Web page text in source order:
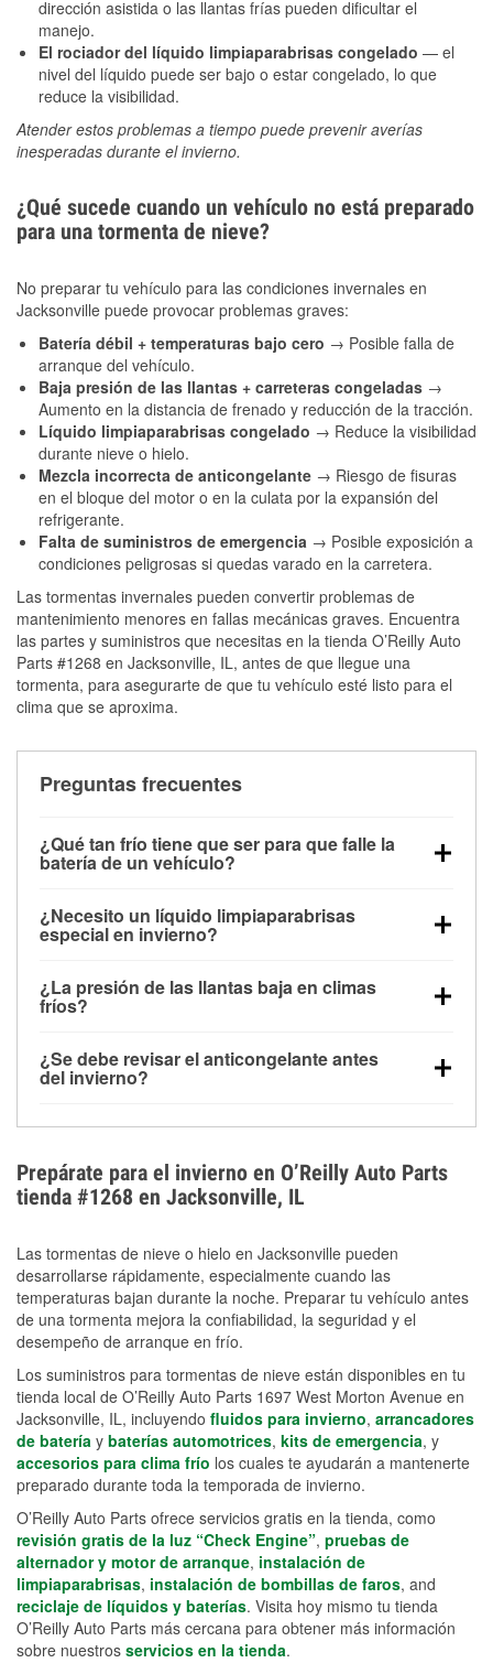
dirección asistida o las llantas frías pueden dificultar el
manejo.
El rociador del líquido limpiaparabrisas congelado — el
nivel del líquido puede ser bajo o estar congelado, lo que
reduce la visibilidad.
Atender estos problemas a tiempo puede prevenir averías
inesperadas durante el invierno.
¿Qué sucede cuando un vehículo no está preparado
para una tormenta de nieve?
No preparar tu vehículo para las condiciones invernales en
Jacksonville puede provocar problemas graves:
Batería débil + temperaturas bajo cero → Posible falla de
arranque del vehículo.
Baja presión de las llantas + carreteras congeladas →
Aumento en la distancia de frenado y reducción de la tracción.
Líquido limpiaparabrisas congelado → Reduce la visibilidad
durante nieve o hielo.
Mezcla incorrecta de anticongelante → Riesgo de fisuras
en el bloque del motor o en la culata por la expansión del
refrigerante.
Falta de suministros de emergencia → Posible exposición a
condiciones peligrosas si quedas varado en la carretera.
Las tormentas invernales pueden convertir problemas de
mantenimiento menores en fallas mecánicas graves. Encuentra
las partes y suministros que necesitas en la tienda O’Reilly Auto
Parts #1268 en Jacksonville, IL, antes de que llegue una
tormenta, para asegurarte de que tu vehículo esté listo para el
clima que se aproxima.
Preguntas frecuentes
¿Qué tan frío tiene que ser para que falle la
batería de un vehículo?
debajo de los 32 °F y puede perder hasta la mitad de
su potencia de arranque cerca de los 0 °F, lo que
arranque.
¿Necesito un líquido limpiaparabrisas
especial en invierno?
la congelación y ayuda a disolver la sal y la nieve
derretida en la carretera para mejorar la visibilidad.
¿La presión de las llantas baja en climas
fríos?
alrededor de 1 PSI por cada 10 °F que baja la
temperatura. Puedes obtener más información sobre
¿Se debe revisar el anticongelante antes
del invierno?
el sobrecalentamiento en condiciones de frío
extremo. Aprende cómo comprobar la protección
anticongelante en nuestra sección How-To.
Prepárate para el invierno en O’Reilly Auto Parts
tienda #1268 en Jacksonville, IL
Las tormentas de nieve o hielo en Jacksonville pueden
desarrollarse rápidamente, especialmente cuando las
temperaturas bajan durante la noche. Preparar tu vehículo antes
de una tormenta mejora la confiabilidad, la seguridad y el
desempeño de arranque en frío.
Los suministros para tormentas de nieve están disponibles en tu
tienda local de O’Reilly Auto Parts 1697 West Morton Avenue en
Jacksonville, IL, incluyendo fluidos para invierno, arrancadores
de batería y baterías automotrices, kits de emergencia, y
accesorios para clima frío los cuales te ayudarán a mantenerte
preparado durante toda la temporada de invierno.
O’Reilly Auto Parts ofrece servicios gratis en la tienda, como
revisión gratis de la luz “Check Engine”, pruebas de
alternador y motor de arranque, instalación de
limpiaparabrisas, instalación de bombillas de faros, and
reciclaje de líquidos y baterías. Visita hoy mismo tu tienda
O’Reilly Auto Parts más cercana para obtener más información
sobre nuestros servicios en la tienda.